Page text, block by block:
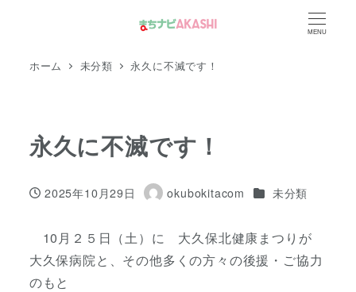
MENU
ホーム 未分類 永久に不滅です！
永久に不滅です！
投稿日
2025年10月29日
著
okubokitacom カテゴリー
未分類
10月２５日（土）に 大久保北健康まつりが
大久保病院と、その他多くの方々の後援・ご協力
のもと